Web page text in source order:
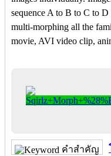
sequence A to B to C to
multi-morphing all the
movie, AVI video clip,
คำสำคัญ